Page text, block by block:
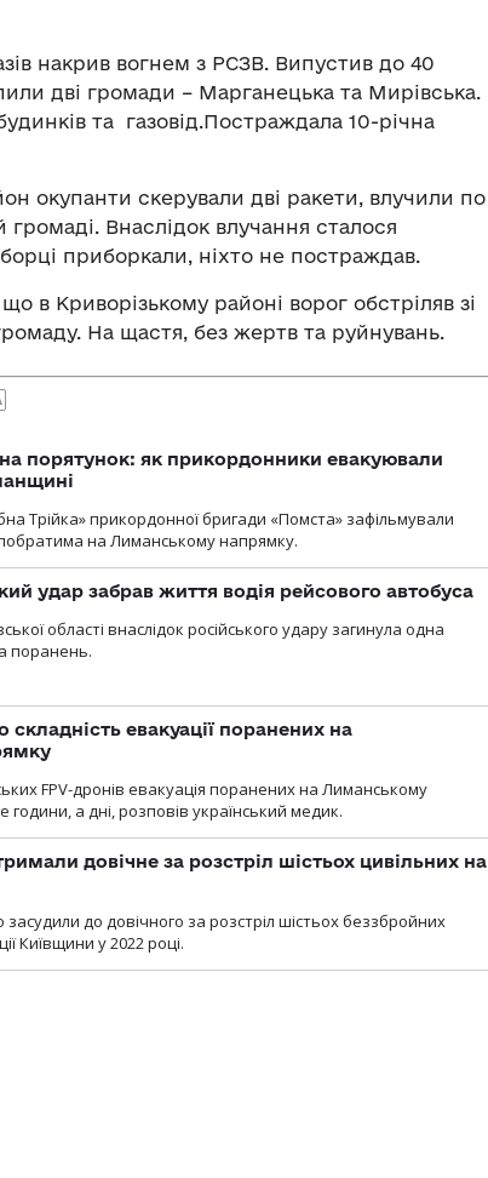
накрив вогнем з РСЗВ. Випустив до 40
дві громади – Марганецька та Мирівська.
та газовід.Постраждала 10-річна
окупанти скерували дві ракети, влучили по
Внаслідок влучання сталося
приборкали, ніхто не постраждав.
в Криворізькому районі ворог обстріляв зі
На щастя, без жертв та руйнувань.
порятунок: як прикордонники евакуювали
Трійка» прикордонної бригади «Помста» зафільмували
на Лиманському напрямку.
удар забрав життя водія рейсового автобуса
області внаслідок російського удару загинула одна
поранень.
евакуації поранених на
FPV-дронів евакуація поранених на Лиманському
години, а дні, розповів український медик.
довічне за розстріл шістьох цивільних на
до довічного за розстріл шістьох беззбройних
Київщини у 2022 році.